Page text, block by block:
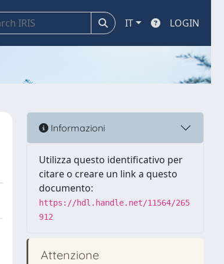
IT LOGIN
Informazioni
Utilizza questo identificativo per
citare o creare un link a questo
documento:
https://hdl.handle.net/11564/265
912
Attenzione